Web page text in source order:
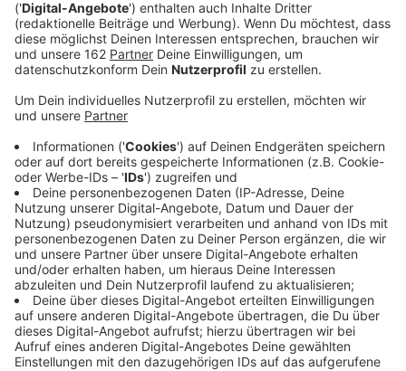
Anzeige
In Wesel wird am Samstag die Vielfalt junger
Mal das Niederrhein Filmfestival im Scala. Eine Jury
zeichnet die besten Kurz-Filme aus den Niederlanden
und von hier aus. Über 1500 waren dieses Jahr
eingereicht worden. 14 davon werden im Weseler
Scala gezeigt. Einzeltickets kosten fünf Euro. Die
Preisverleihung findet noch am selben Abend bei einer
Gala statt.
Anzeige